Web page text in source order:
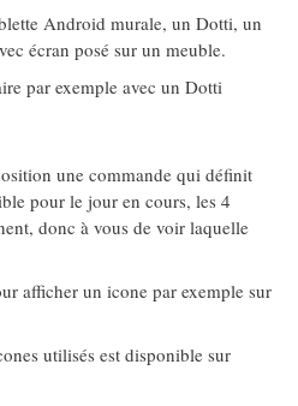
Android murale, un Dotti, un
écran posé sur un meuble.
par exemple avec un Dotti
une commande qui définit
pour le jour en cours, les 4
donc à vous de voir laquelle
afficher un icone par exemple sur
utilisés est disponible sur